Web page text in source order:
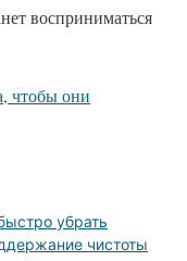
восприниматься
чтобы они
убрать
чистоты